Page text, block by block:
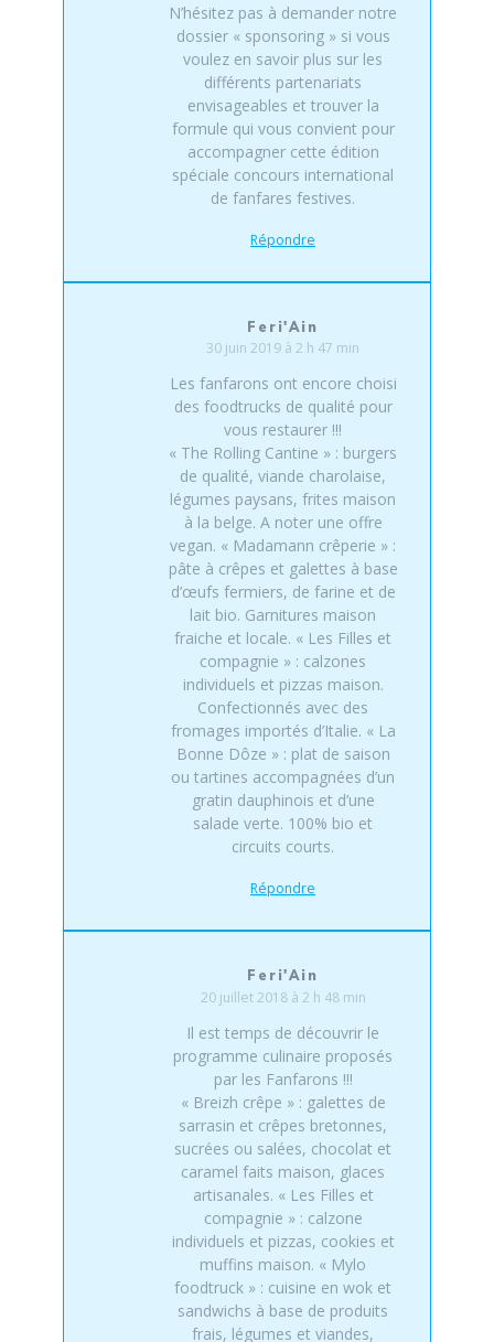
N’hésitez pas à demander notre
dossier « sponsoring » si vous
voulez en savoir plus sur les
différents partenariats
envisageables et trouver la
formule qui vous convient pour
accompagner cette édition
spéciale concours international
de fanfares festives.
Répondre
Feri'Ain
30 juin 2019 à 2 h 47 min
Les fanfarons ont encore choisi
des foodtrucks de qualité pour
vous restaurer !!!
« The Rolling Cantine » : burgers
de qualité, viande charolaise,
légumes paysans, frites maison
à la belge. A noter une offre
vegan. « Madamann crêperie » :
pâte à crêpes et galettes à base
d’œufs fermiers, de farine et de
lait bio. Garnitures maison
fraiche et locale. « Les Filles et
compagnie » : calzones
individuels et pizzas maison.
Confectionnés avec des
fromages importés d’Italie. « La
Bonne Dôze » : plat de saison
ou tartines accompagnées d’un
gratin dauphinois et d’une
salade verte. 100% bio et
circuits courts.
Répondre
Feri'Ain
20 juillet 2018 à 2 h 48 min
Il est temps de découvrir le
programme culinaire proposés
par les Fanfarons !!!
« Breizh crêpe » : galettes de
sarrasin et crêpes bretonnes,
sucrées ou salées, chocolat et
caramel faits maison, glaces
artisanales. « Les Filles et
compagnie » : calzone
individuels et pizzas, cookies et
muffins maison. « Mylo
foodtruck » : cuisine en wok et
sandwichs à base de produits
frais, légumes et viandes,